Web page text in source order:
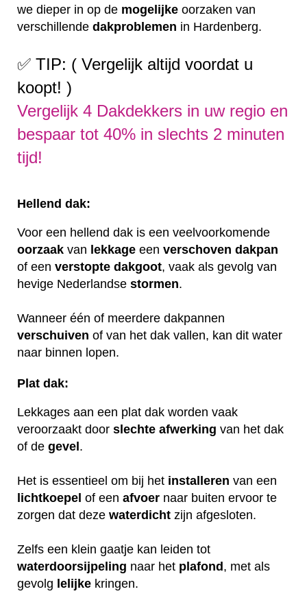
we dieper in op de mogelijke oorzaken van
verschillende dakproblemen in Hardenberg.
✅ TIP: ( Vergelijk altijd voordat u
koopt! )
Vergelijk 4 Dakdekkers in uw regio en
bespaar tot 40% in slechts 2 minuten
tijd!
Hellend dak:
Voor een hellend dak is een veelvoorkomende
oorzaak van lekkage een verschoven dakpan
of een verstopte dakgoot, vaak als gevolg van
hevige Nederlandse stormen.
Wanneer één of meerdere dakpannen
verschuiven of van het dak vallen, kan dit water
naar binnen lopen.
Plat dak:
Lekkages aan een plat dak worden vaak
veroorzaakt door slechte afwerking van het dak
of de gevel.
Het is essentieel om bij het installeren van een
lichtkoepel of een afvoer naar buiten ervoor te
zorgen dat deze waterdicht zijn afgesloten.
Zelfs een klein gaatje kan leiden tot
waterdoorsijpeling naar het plafond, met als
gevolg lelijke kringen.